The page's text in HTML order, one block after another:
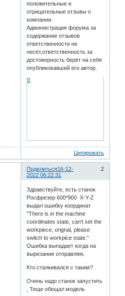
положительные и
отрицательные отзывы о
компании.
Администрация форума за
содержание отзывов
ответственности не
несёт,ответственность за
достоверность берёт на себя
опубликовавший его автор.
0
Цитировать
Поделиться 2
16-12-
2022 06:22:31
Здравствуйте, есть станок
Росфрезер 600*900 X-Y-Z
выдал ошибку координат
"There is in the machine
coordinates state, can't set the
workpiece, orignal, please
switch to workpice state."
Ошибка выпадает когда на
вырезание отправляю.
Кто сталкивался с таким?
Очень надо станок запустить
, Теще обещал модель